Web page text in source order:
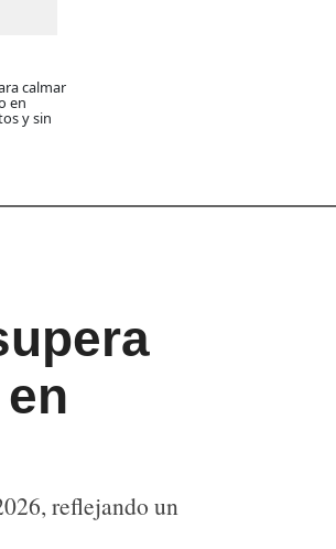
calmar
en
y sin
reflejando un